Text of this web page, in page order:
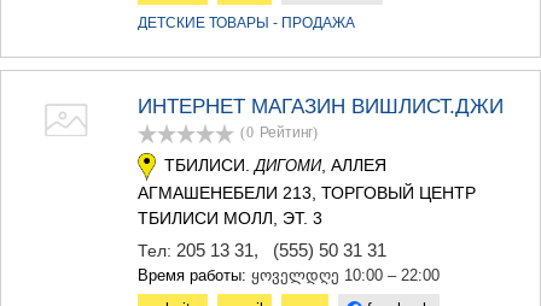
ДЕТСКИЕ ТОВАРЫ - ПРОДАЖА
ИНТЕРНЕТ МАГАЗИН ВИШЛИСТ.ДЖИ
(0 Рейтинг)
ТБИЛИСИ. ДИГОМИ, АЛЛЕЯ
АГМАШЕНЕБЕЛИ 213, ТОРГОВЫЙ ЦЕНТР
ТБИЛИСИ МОЛЛ, ЭТ. 3
Тел: 205 13 31, (555) 50 31 31
Время работы: ყოველდღე 10:00 – 22:00